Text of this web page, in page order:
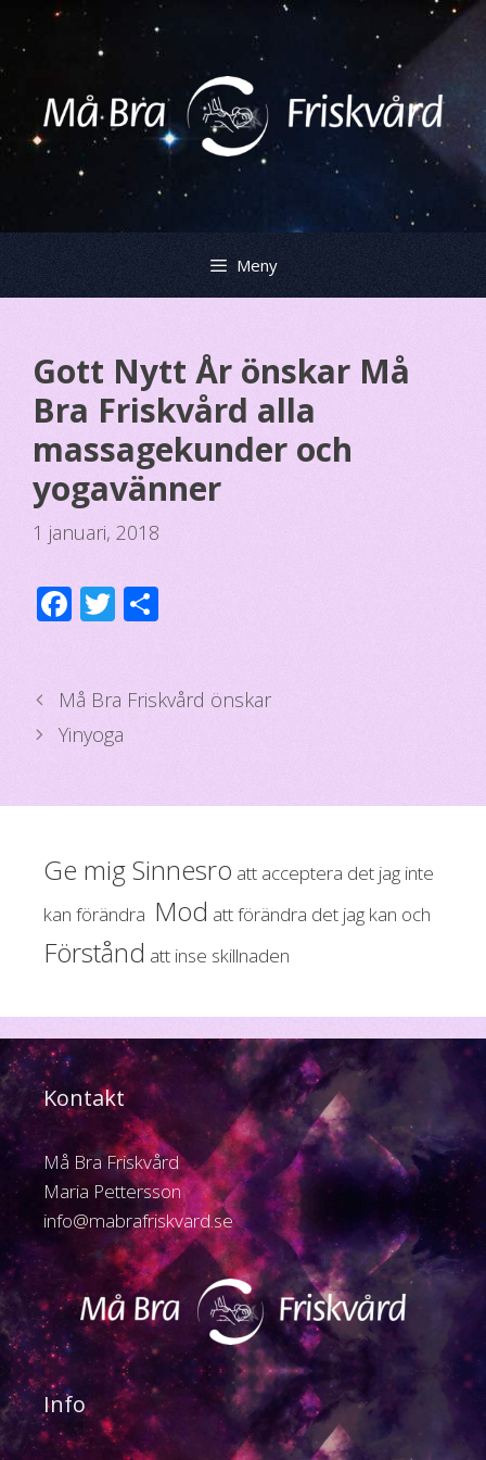
Hoppa
innehåll
Meny
Gott Nytt År önskar Må
Bra Friskvård alla
massagekunder och
yogavänner
1 januari, 2018
F
b
o
k
T
er
Må Bra Friskvård önskar
Yinyoga
Ge mig Sinnesro att acceptera det jag inte
kan förändra Mod att förändra det jag kan och
Förstånd att inse skillnaden
Kontakt
Må Bra Friskvård
Maria Pettersson
info@mabrafriskvard.se
Info